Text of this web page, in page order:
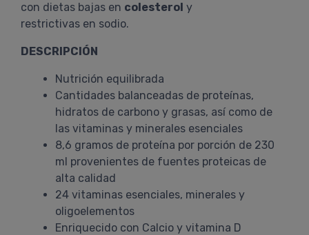
con dietas bajas en colesterol y
restrictivas en sodio.
DESCRIPCIÓN
Nutrición equilibrada
Cantidades balanceadas de proteínas,
hidratos de carbono y grasas, así como de
las vitaminas y minerales esenciales
8,6 gramos de proteína por porción de 230
ml provenientes de fuentes proteicas de
alta calidad
24 vitaminas esenciales, minerales y
oligoelementos
Enriquecido con Calcio y vitamina D